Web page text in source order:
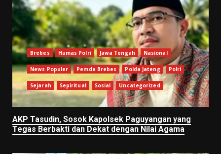
Brebes Humas Polri Jawa Tengah Nasional
News Populer Pemda Brebes Polda Jateng Polri
Sejarah Sepiritual Sosial Uncategorized
AKP Tasudin, Sosok Kapolsek Paguyangan yang
Tegas Berbakti dan Dekat dengan Nilai Agama